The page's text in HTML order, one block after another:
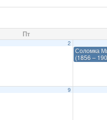
Пт
2
Соломка
(1856 –
9